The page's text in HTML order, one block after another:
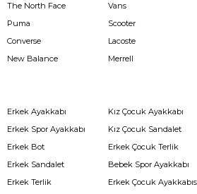
The North Face
Puma
Converse
New Balance
Vans
Scooter
Lacoste
Merrell
Erkek Ayakkabı
Erkek Spor Ayakkabı
Erkek Bot
Erkek Sandalet
Erkek Terlik
Kız Çocuk Ayakkabı
Kız Çocuk Sandalet
Erkek Çocuk Terlik
Bebek Spor Ayakkabı
Erkek Çocuk